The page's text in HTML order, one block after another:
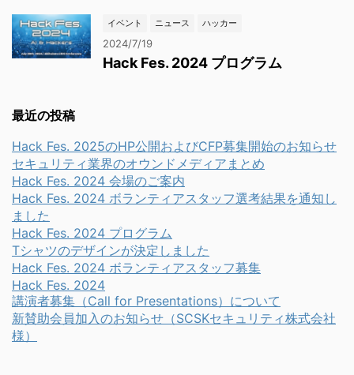
イベント ニュース ハッカー
2024/7/19
Hack Fes. 2024 プログラム
最近の投稿
Hack Fes. 2025のHP公開およびCFP募集開始のお知らせ
セキュリティ業界のオウンドメディアまとめ
Hack Fes. 2024 会場のご案内
Hack Fes. 2024 ボランティアスタッフ選考結果を通知し
ました
Hack Fes. 2024 プログラム
Tシャツのデザインが決定しました
Hack Fes. 2024 ボランティアスタッフ募集
Hack Fes. 2024
講演者募集（Call for Presentations）について
新賛助会員加入のお知らせ（SCSKセキュリティ株式会社
様）